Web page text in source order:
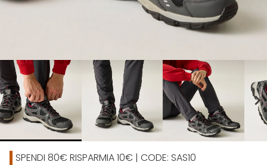
chevron_right
SPENDI 80€ RISPARMIA 10€ | CODE: SAS10